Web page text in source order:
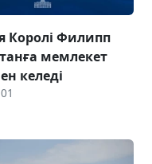
Королі Филипп
мемлекет
келеді